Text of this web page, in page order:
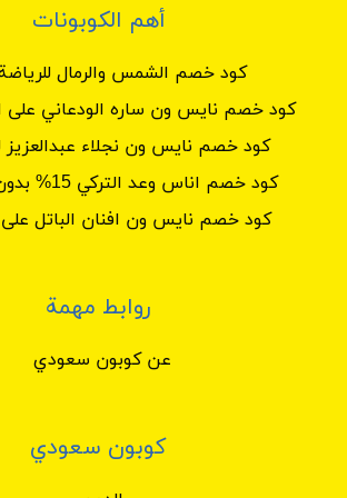
أهم الكوبونات
كود خصم الشمس والرمال للرياضة
كود خصم نايس ون ساره الودعاني على
كود خصم نايس ون نجلاء عبدالعزيز
كود خصم اناس وعد التركي 15% بدون حد أدنى
كود خصم نايس ون افنان الباتل
روابط مهمة
عن كوبون سعودي
كوبون سعودي